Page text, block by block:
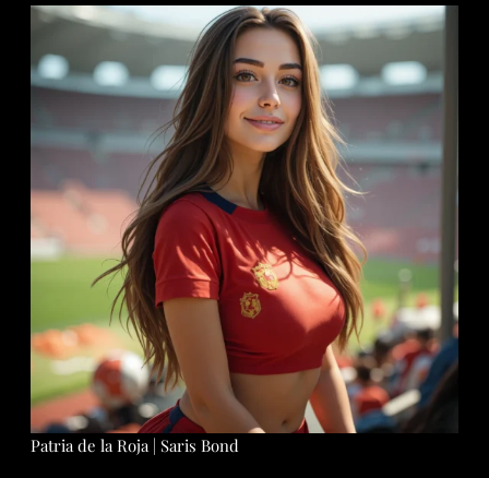
Patria de la Roja | Saris Bond